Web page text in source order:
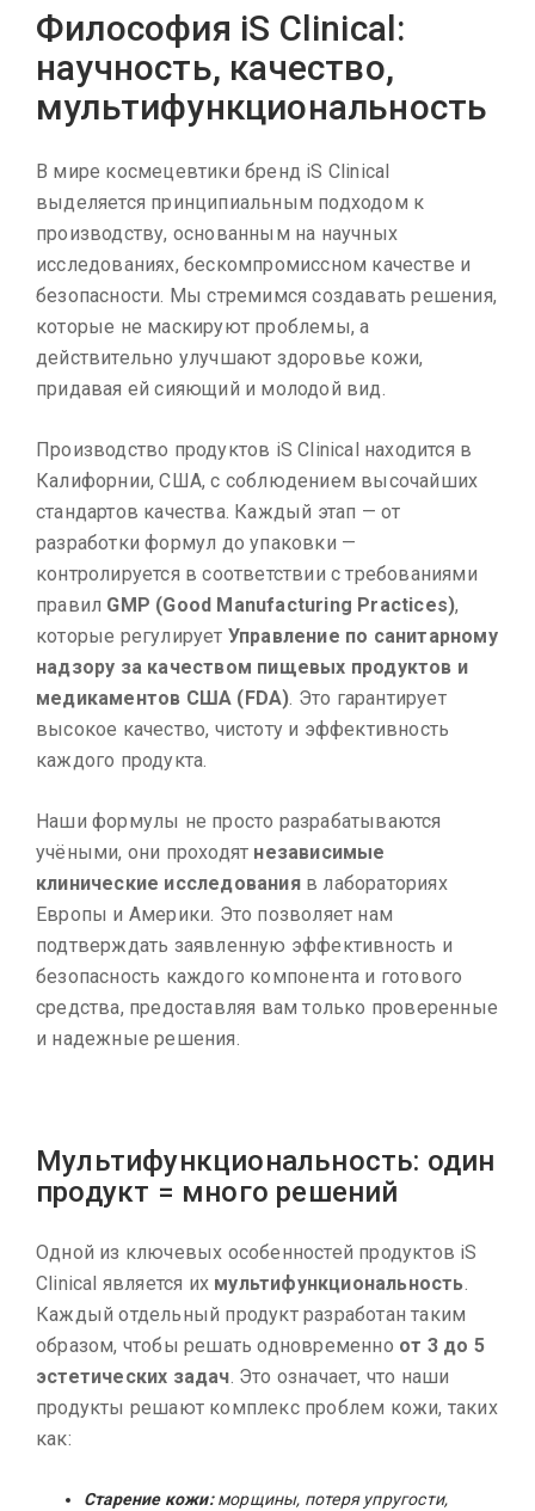
Философия iS Clinical:
научность, качество,
мультифункциональность
В мире космецевтики бренд iS Clinical
выделяется принципиальным подходом к
производству, основанным на научных
исследованиях, бескомпромиссном качестве и
безопасности. Мы стремимся создавать решения,
которые не маскируют проблемы, а
действительно улучшают здоровье кожи,
придавая ей сияющий и молодой вид.
Производство продуктов iS Clinical находится в
Калифорнии, США, с соблюдением высочайших
стандартов качества. Каждый этап — от
разработки формул до упаковки —
контролируется в соответствии с требованиями
правил GMP (Good Manufacturing Practices),
которые регулирует Управление по санитарному
надзору за качеством пищевых продуктов и
медикаментов США (FDA). Это гарантирует
высокое качество, чистоту и эффективность
каждого продукта.
Наши формулы не просто разрабатываются
учёными, они проходят независимые
клинические исследованияв лабораториях
Европы и Америки. Это позволяет нам
подтверждать заявленную эффективность и
безопасность каждого компонента и готового
средства, предоставляя вам только проверенные
и надежные решения.
Мультифункциональность: один
продукт = много решений
Одной из ключевых особенностей продуктов iS
Clinical является их мультифункциональность.
Каждый отдельный продукт разработан таким
образом, чтобы решать одновременно от 3 до 5
эстетических задач. Это означает, что наши
продукты решают комплекс проблем кожи, таких
как:
Старение кожи:морщины, потеря упругости,